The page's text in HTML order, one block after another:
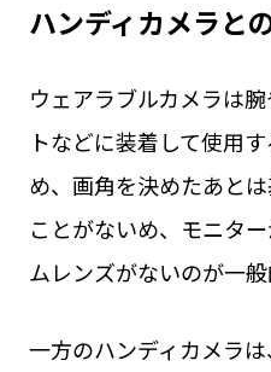
ハンディカメラと
ウェアラブルカメラは
トなどに装着して使用
め、画角を決めたあと
ことがないめ、モニタ
ムレンズがないのが一般
一方のハンディカメラ